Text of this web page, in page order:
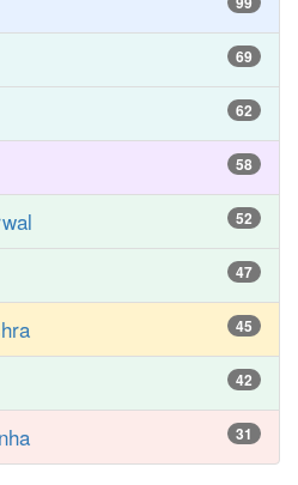
69
62
58
52
47
45
42
31